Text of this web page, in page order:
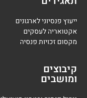
ייעוץ פנסיוני לארגונים
אקטואריה לעסקים
מקסום זכויות פנסיה
קיבוצים
ומושבים